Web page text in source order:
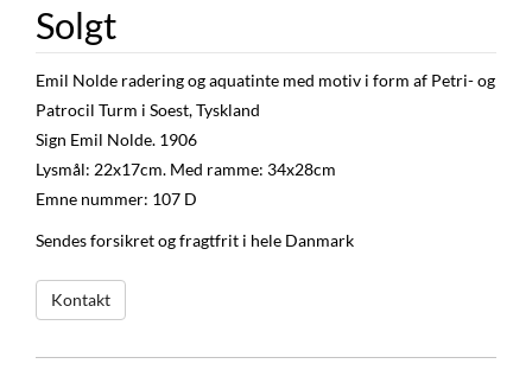
Solgt
Emil Nolde radering og aquatinte med motiv i form af Petri- og
Patrocil Turm i Soest, Tyskland
Sign Emil Nolde. 1906
Lysmål: 22x17cm. Med ramme: 34x28cm
Emne nummer: 107 D
Sendes forsikret og fragtfrit i hele Danmark
Kontakt